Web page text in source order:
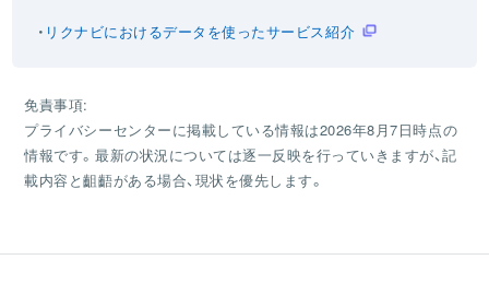
リクナビにおけるデータを使ったサービス紹介
免責事項:
プライバシーセンターに掲載している情報は2026年8月7日時点の
情報です。最新の状況については逐一反映を行っていきますが、記
載内容と齟齬がある場合、現状を優先します。